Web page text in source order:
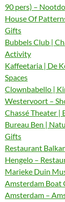
90 pers) –
House Of
Gifts
Bubbels Club |
Activity
Kaffeetaria | De
Spaces
Clownbabello |
Westervoort –
Chassé Theater |
Bureau Ben |
Gifts
Restaurant
Hengelo –
Marieke Duin
Amsterdam Boat
Amsterdam –